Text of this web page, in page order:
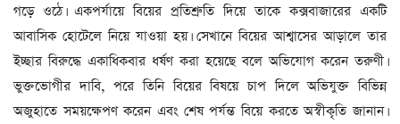
গড়ে ওঠে। একপর্যায়ে বিয়ের প্রতিশ্রুতি দিয়ে তাকে কক্সবাজারের একটি
আবাসিক হোটেলে নিয়ে যাওয়া হয়। সেখানে বিয়ের আশ্বাসের আড়ালে তার
ইচ্ছার বিরুদ্ধে একাধিকবার ধর্ষণ করা হয়েছে বলে অভিযোগ করেন তরুণী।
ভুক্তভোগীর দাবি, পরে তিনি বিয়ের বিষয়ে চাপ দিলে অভিযুক্ত বিভিন্ন
অজুহাতে সময়ক্ষেপণ করেন এবং শেষ পর্যন্ত বিয়ে করতে অস্বীকৃতি জানান।